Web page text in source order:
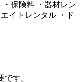
・保険料 ・器材レン
イトレンタル ・ド
す。